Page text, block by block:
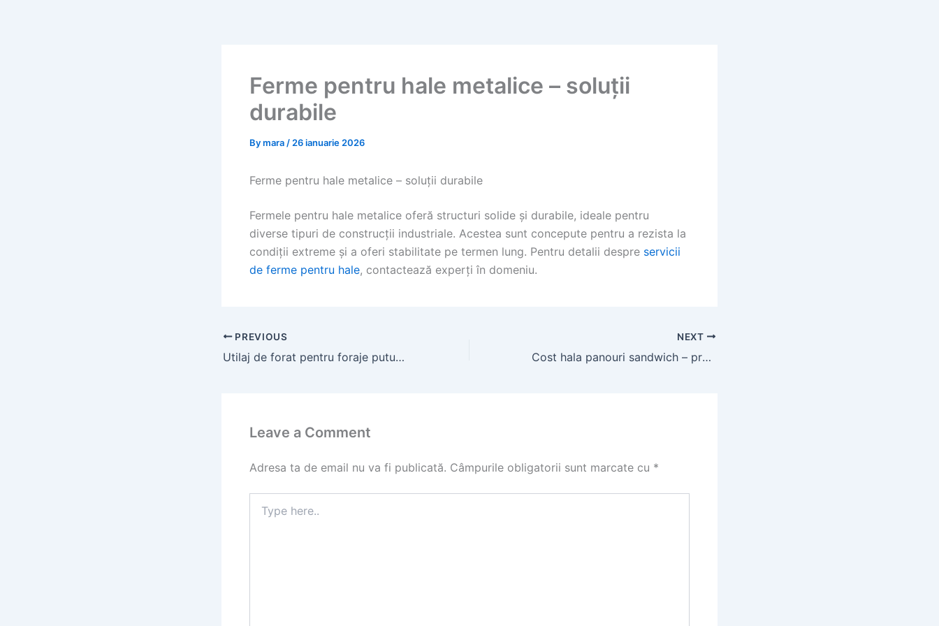
Ferme pentru hale metalice – soluții
durabile
Bymara / 26 ianuarie 2026
Ferme pentru hale metalice – soluții durabile
Fermele pentru hale metalice oferă structuri solide și durabile, ideale pentru
diverse tipuri de construcții industriale. Acestea sunt concepute pentru a rezista la
condiții extreme și a oferi stabilitate pe termen lung. Pentru detalii despre servicii
de ferme pentru hale, contactează experți în domeniu.
PREVIOUS
Utilaj de forat pentru foraje puturi | anunt.site
NEXT
Cost hala panouri sandwich – prețuri 2026
Leave a Comment
Adresa ta de email nu va fi publicată. Câmpurile obligatorii sunt marcate cu *
here..